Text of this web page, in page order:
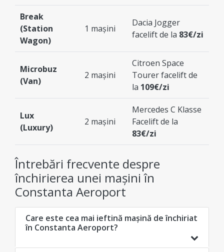
Break
(Station
Wagon)
1 mașini
Dacia Jogger
facelift de la 83€/zi
Microbuz
(Van)
2 mașini
Citroen Space
Tourer facelift de
la 109€/zi
Lux
(Luxury)
2 mașini
Mercedes C Klasse
Facelift de la
83€/zi
Întrebări frecvente despre
închirierea unei mașini în
Constanta Aeroport
Care este cea mai ieftină mașină de închiriat
în Constanta Aeroport?